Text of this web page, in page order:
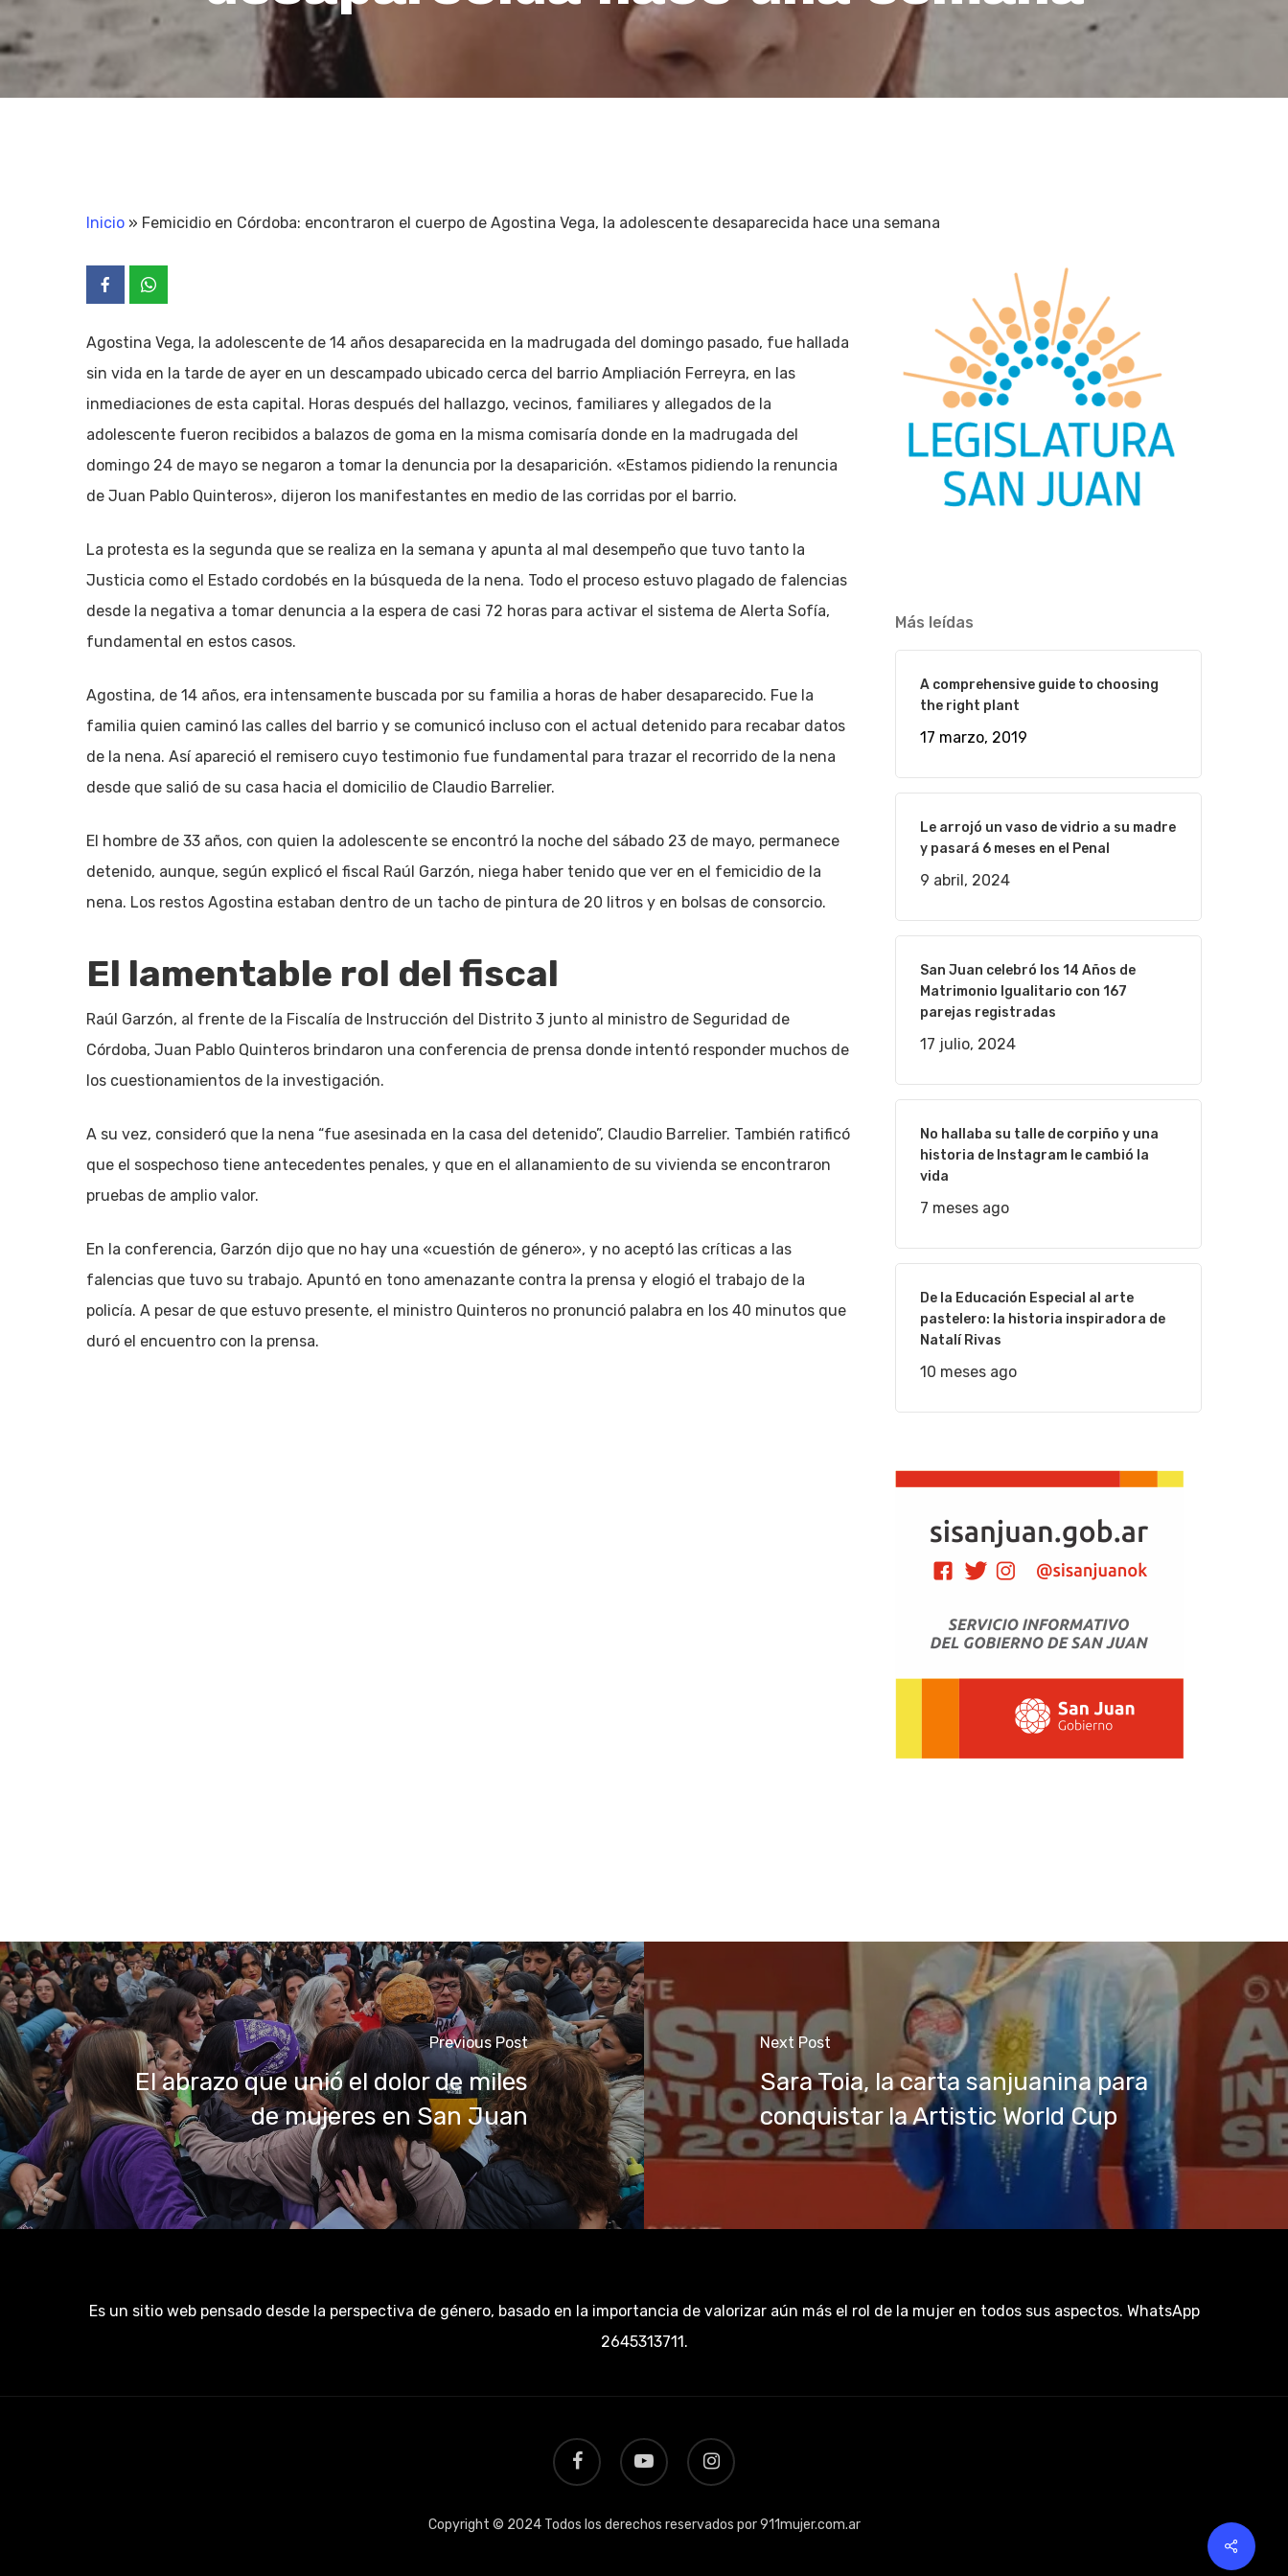
Inicio » Femicidio en Córdoba: encontraron el cuerpo de Agostina Vega, la adolescente desaparecida hace una semana
Agostina Vega, la adolescente de 14 años desaparecida en la madrugada del domingo pasado, fue hallada
sin vida en la tarde de ayer en un descampado ubicado cerca del barrio Ampliación Ferreyra, en las
inmediaciones de esta capital. Horas después del hallazgo, vecinos, familiares y allegados de la
adolescente fueron recibidos a balazos de goma en la misma comisaría donde en la madrugada del
domingo 24 de mayo se negaron a tomar la denuncia por la desaparición. «Estamos pidiendo la renuncia
de Juan Pablo Quinteros», dijeron los manifestantes en medio de las corridas por el barrio.
La protesta es la segunda que se realiza en la semana y apunta al mal desempeño que tuvo tanto la
Justicia como el Estado cordobés en la búsqueda de la nena. Todo el proceso estuvo plagado de falencias
desde la negativa a tomar denuncia a la espera de casi 72 horas para activar el sistema de Alerta Sofía,
fundamental en estos casos.
Agostina, de 14 años, era intensamente buscada por su familia a horas de haber desaparecido. Fue la
familia quien caminó las calles del barrio y se comunicó incluso con el actual detenido para recabar datos
de la nena. Así apareció el remisero cuyo testimonio fue fundamental para trazar el recorrido de la nena
desde que salió de su casa hacia el domicilio de Claudio Barrelier.
El hombre de 33 años, con quien la adolescente se encontró la noche del sábado 23 de mayo, permanece
detenido, aunque, según explicó el fiscal Raúl Garzón, niega haber tenido que ver en el femicidio de la
nena. Los restos Agostina estaban dentro de un tacho de pintura de 20 litros y en bolsas de consorcio.
El lamentable rol del fiscal
Raúl Garzón, al frente de la Fiscalía de Instrucción del Distrito 3 junto al ministro de Seguridad de
Córdoba, Juan Pablo Quinteros brindaron una conferencia de prensa donde intentó responder muchos de
los cuestionamientos de la investigación.
A su vez, consideró que la nena “fue asesinada en la casa del detenido”, Claudio Barrelier. También ratificó
que el sospechoso tiene antecedentes penales, y que en el allanamiento de su vivienda se encontraron
pruebas de amplio valor.
En la conferencia, Garzón dijo que no hay una «cuestión de género», y no aceptó las críticas a las
falencias que tuvo su trabajo. Apuntó en tono amenazante contra la prensa y elogió el trabajo de la
policía. A pesar de que estuvo presente, el ministro Quinteros no pronunció palabra en los 40 minutos que
duró el encuentro con la prensa.
Más leídas
A comprehensive guide to choosing
the right plant
17 marzo, 2019
Le arrojó un vaso de vidrio a su madre
y pasará 6 meses en el Penal
9 abril, 2024
San Juan celebró los 14 Años de
Matrimonio Igualitario con 167
parejas registradas
17 julio, 2024
No hallaba su talle de corpiño y una
historia de Instagram le cambió la
vida
7 meses ago
De la Educación Especial al arte
pastelero: la historia inspiradora de
Natalí Rivas
10 meses ago
Previous Post
El abrazo que unió el dolor de miles
de mujeres en San Juan
Next Post
Sara Toia, la carta sanjuanina para
conquistar la Artistic World Cup
Es un sitio web pensado desde la perspectiva de género, basado en la importancia de valorizar aún más el rol de la mujer en todos sus aspectos. WhatsApp
2645313711.
facebook youtube instagram
Copyright © 2024 Todos los derechos reservados por 911mujer.com.ar